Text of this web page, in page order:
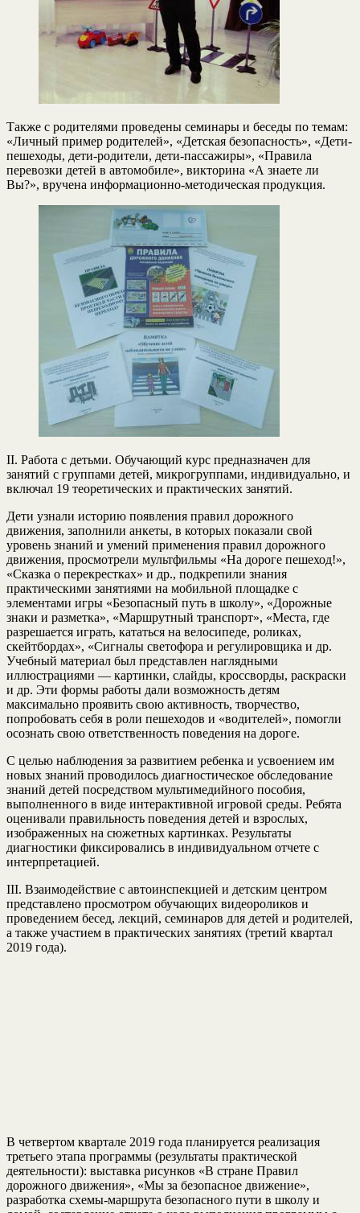
Также с родителями проведены семинары и беседы по темам:
«Личный пример родителей», «Детская безопасность», «Дети-
пешеходы, дети-родители, дети-пассажиры», «Правила
перевозки детей в автомобиле», викторина «А знаете ли
Вы?», вручена информационно-методическая продукция.
II. Работа с детьми. Обучающий курс предназначен для
занятий с группами детей, микрогруппами, индивидуально, и
включал 19 теоретических и практических занятий.
Дети узнали историю появления правил дорожного
движения, заполнили анкеты, в которых показали свой
уровень знаний и умений применения правил дорожного
движения, просмотрели мультфильмы «На дороге пешеход!»,
«Сказка о перекрестках» и др., подкрепили знания
практическими занятиями на мобильной площадке с
элементами игры «Безопасный путь в школу», «Дорожные
знаки и разметка», «Маршрутный транспорт», «Места, где
разрешается играть, кататься на велосипеде, роликах,
скейтбордах», «Сигналы светофора и регулировщика и др.
Учебный материал был представлен наглядными
иллюстрациями — картинки, слайды, кроссворды, раскраски
и др. Эти формы работы дали возможность детям
максимально проявить свою активность, творчество,
попробовать себя в роли пешеходов и «водителей», помогли
осознать свою ответственность поведения на дороге.
С целью наблюдения за развитием ребенка и усвоением им
новых знаний проводилось диагностическое обследование
знаний детей посредством мультимедийного пособия,
выполненного в виде интерактивной игровой среды. Ребята
оценивали правильность поведения детей и взрослых,
изображенных на сюжетных картинках. Результаты
диагностики фиксировались в индивидуальном отчете с
интерпретацией.
III. Взаимодействие с автоинспекцией и детским центром
представлено просмотром обучающих видеороликов и
проведением бесед, лекций, семинаров для детей и родителей,
а также участием в практических занятиях (третий квартал
2019 года).
В четвертом квартале 2019 года планируется реализация
третьего этапа программы (результаты практической
деятельности): выставка рисунков «В стране Правил
дорожного движения», «Мы за безопасное движение»,
разработка схемы-маршрута безопасного пути в школу и